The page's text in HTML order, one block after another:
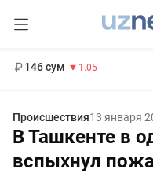
146 сум -1.05
Происшествия13 января
В Ташкенте в
вспыхнул